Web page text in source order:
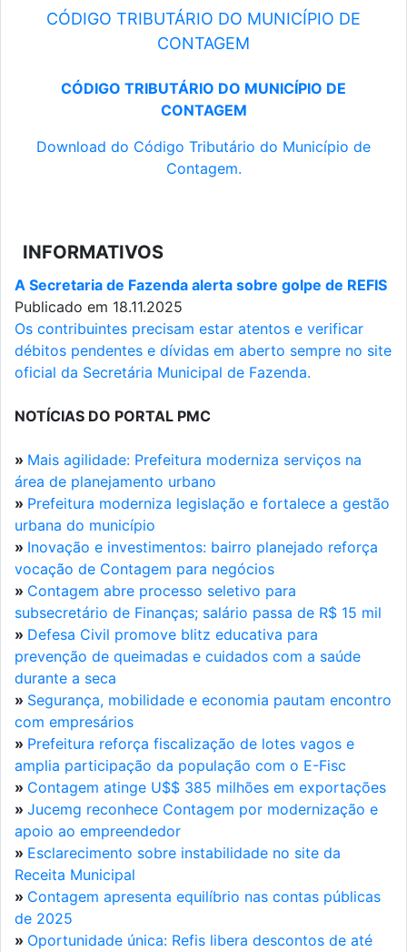
CÓDIGO TRIBUTÁRIO DO MUNICÍPIO DE
CONTAGEM
CÓDIGO TRIBUTÁRIO DO MUNICÍPIO DE
CONTAGEM
Download do Código Tributário do Município de
Contagem.
INFORMATIVOS
A Secretaria de Fazenda alerta sobre golpe de REFIS
Publicado em 18.11.2025
Os contribuintes precisam estar atentos e verificar
débitos pendentes e dívidas em aberto sempre no site
oficial da Secretária Municipal de Fazenda.
NOTÍCIAS DO PORTAL PMC
» Mais agilidade: Prefeitura moderniza serviços na
área de planejamento urbano
» Prefeitura moderniza legislação e fortalece a gestão
urbana do município
» Inovação e investimentos: bairro planejado reforça
vocação de Contagem para negócios
» Contagem abre processo seletivo para
subsecretário de Finanças; salário passa de R$ 15 mil
» Defesa Civil promove blitz educativa para
prevenção de queimadas e cuidados com a saúde
durante a seca
» Segurança, mobilidade e economia pautam encontro
com empresários
» Prefeitura reforça fiscalização de lotes vagos e
amplia participação da população com o E-Fisc
» Contagem atinge U$$ 385 milhões em exportações
» Jucemg reconhece Contagem por modernização e
apoio ao empreendedor
» Esclarecimento sobre instabilidade no site da
Receita Municipal
» Contagem apresenta equilíbrio nas contas públicas
de 2025
» Oportunidade única: Refis libera descontos de até